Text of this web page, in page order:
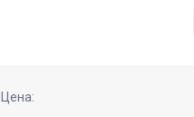
Цена: